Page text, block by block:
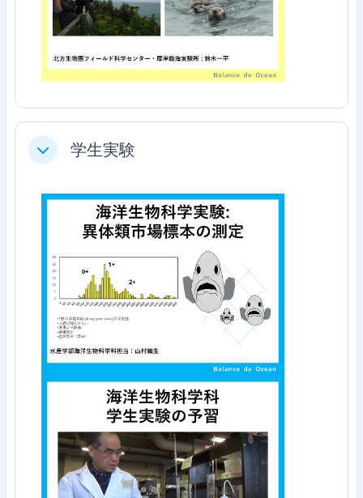
ย่อ 学生実験